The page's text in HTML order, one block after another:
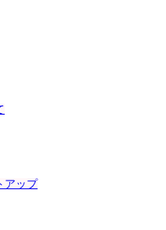
アップ